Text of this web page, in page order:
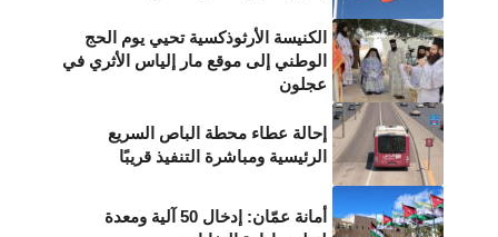
الكنيسة الأرثوذكسية تحيي يوم الحج
الوطني إلى موقع مار إلياس الأثري في
عجلون
إحالة عطاء محطة الباص السريع
الرئيسية ومباشرة التنفيذ قريبًا
أمانة عمّان: إدخال 50 آلية ومعدة